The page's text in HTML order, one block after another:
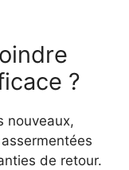
?
nouveaux,
de retour.